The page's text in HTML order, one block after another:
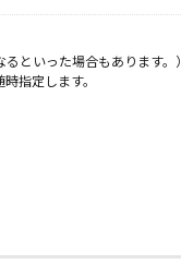
といった場合もあります。）
指定します。